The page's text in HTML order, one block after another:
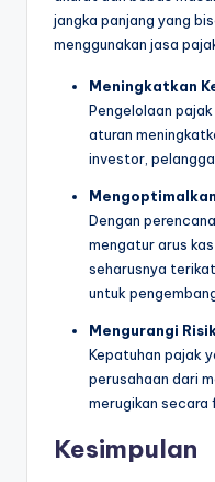
jangka panjang yang
menggunakan jasa
Meningkatkan
Pengelolaan
aturan
investor,
Dengan
mengatur arus
seharusnya
untuk
Mengurangi
Kepatuhan pajak
perusahaan dari
merugikan secara
Kesimpulan